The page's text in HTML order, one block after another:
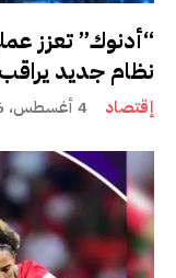
“أدنوك” تعزز
نظام جديد يراقب أكثر
إقتصاد 4 أغسطس، 2026